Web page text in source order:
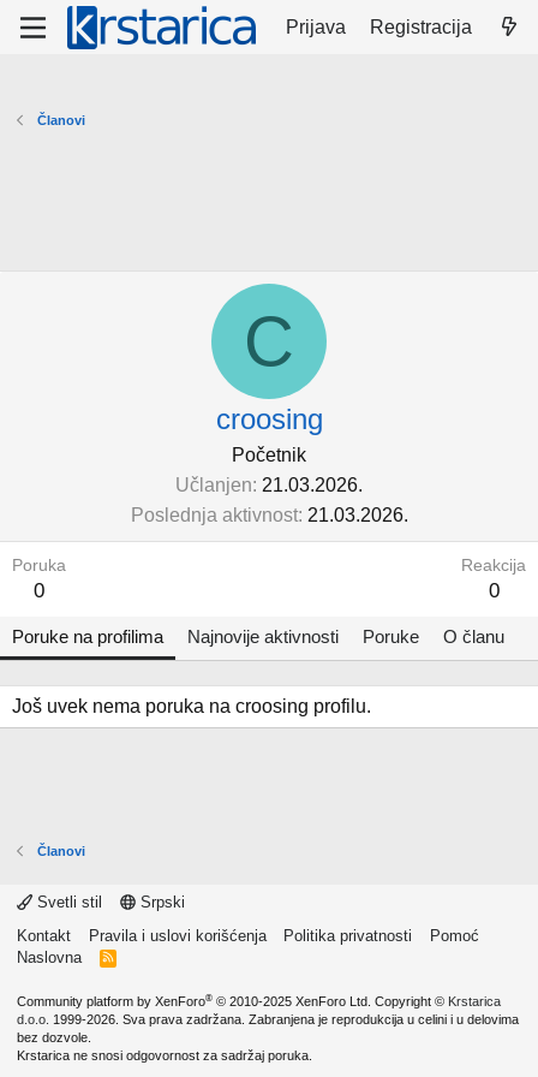
Prijava Registracija
Članovi
C
croosing
Početnik
Učlanjen 21.03.2026.
Poslednja aktivnost 21.03.2026.
Poruka
0
Reakcija
0
Poruke na profilima Najnovije aktivnosti Poruke O članu
Još uvek nema poruka na croosing profilu.
Članovi
Svetli stil
Srpski
Kontakt
Pravila i uslovi korišćenja Politika privatnosti
Pomoć
Naslovna
R
Community platform by XenForo® © 2010-2025 XenForo Ltd. Copyright © Krstarica
d.o.o. 1999-2026. Sva prava zadržana. Zabranjena je reprodukcija u celini i u delovima
bez dozvole.
Krstarica ne snosi odgovornost za sadržaj poruka.